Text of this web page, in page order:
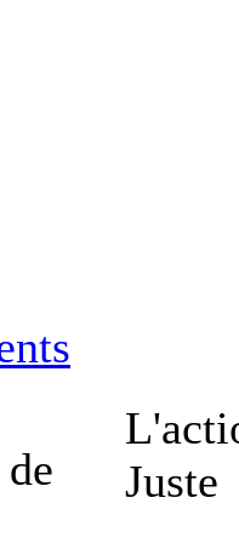
Juste